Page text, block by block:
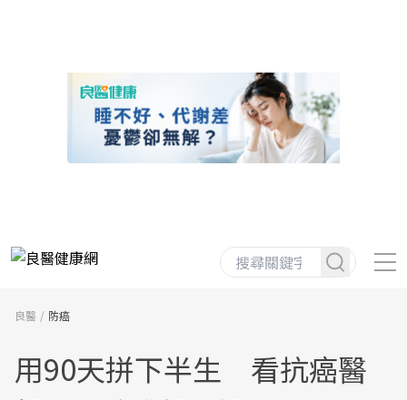
良醫 防癌
用90天拼下半生 看抗癌醫